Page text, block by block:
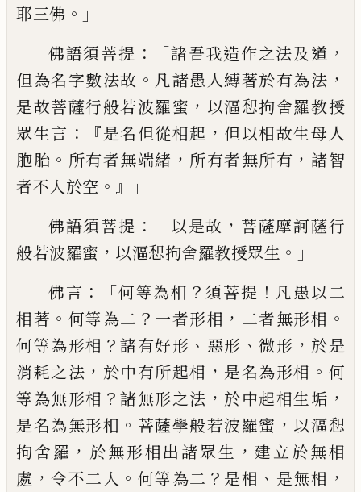
耶三佛 。」
佛語須菩提 ：「諸吾我造作之法及道 ，
但為名字數法故 。 凡諸愚人縛著於有為法 ，
是故菩薩行般若波羅蜜 ， 以漚惒拘舍羅教授
眾生言 ：『是名但從相起 ， 但以相故生母人
胞胎 。 所有者無端緒 ， 所有者無所有 ， 諸智
者不入於空 。』」
佛語須菩提 ：「以是故 ， 菩薩摩訶薩行
般若波羅蜜 ， 以漚惒拘舍羅教授眾生 。」
佛言 ：「何等為相 ？ 須菩提 ！ 凡愚以二
相著 。 何等為二 ？ 一者形相 ， 二者無形相 。
何等為形相 ？諸有好形 、 惡形 、 微形 ， 於是
消耗之法 ， 於中有所起相 ， 是名為形相 。 何
等為無形相 ？諸無形之法 ， 於中起相生垢 ，
是名為無形相 。 菩薩學般若波羅蜜 ， 以漚惒
拘舍羅 ， 於無形相出諸眾生 ，建立於無相
處 ，令不二入 。 何等為二 ？ 是相 、 是無相 ，